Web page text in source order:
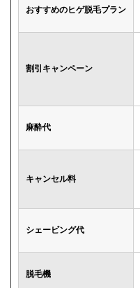
おすすめのヒゲ脱毛プラン
割引キャンペーン
麻酔代
キャンセル料
シェービング代
脱毛機